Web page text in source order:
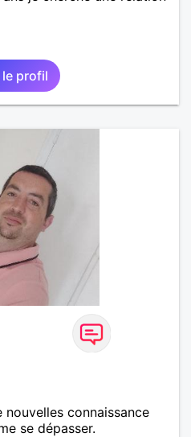
le profil
connaissance
se dépasser.